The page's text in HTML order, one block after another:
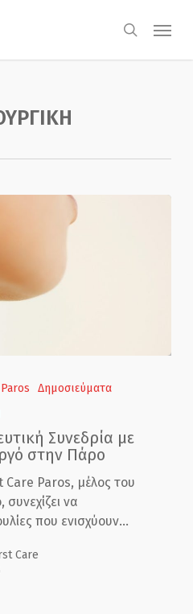
search
Menu
Δημοσιεύματα
Συνεδρία με
στην Πάρο
Paros, μέλος του
να
που ενισχύουν…
Care